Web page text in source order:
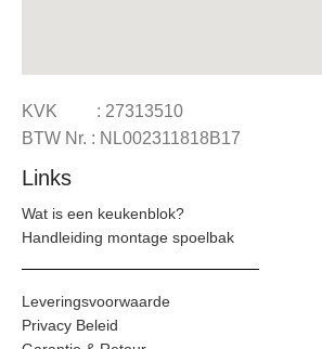
KVK : 27313510
BTW Nr. : NL002311818B17
Links
Wat is een keukenblok?
Handleiding montage spoelbak
Leveringsvoorwaarde
Privacy Beleid